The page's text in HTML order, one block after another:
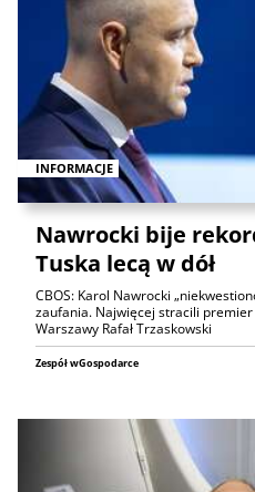
INFORMACJE
Nawrocki bije
Tuska lecą w dół
CBOS: Karol Nawrocki
zaufania. Najwięcej stracili
Warszawy Rafał Trzaskowski
Zespół wGospodarce